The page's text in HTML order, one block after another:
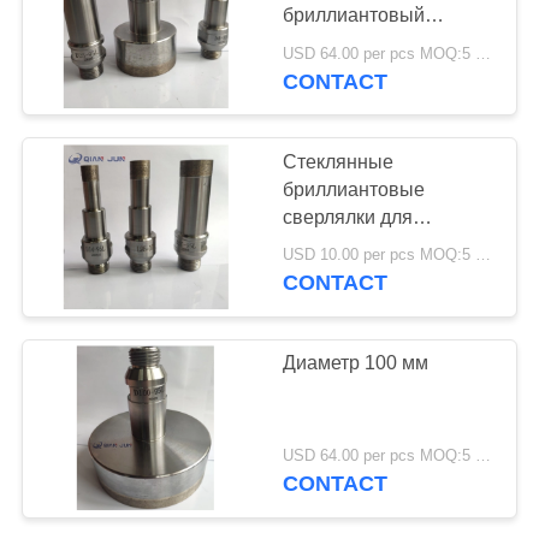
нагревающие
элементы
Сплавленный
силиконовый ролик
18
бриллиантовый
стеклянный
сверляльник для
USD 64.00 per pcs MOQ:5 шт.
CONTACT
Стеклянные
бриллиантовые
сверлялки для
сверлильных
отверстий из стекла
USD 10.00 per pcs MOQ:5 шт.
CONTACT
Диаметр 100 мм
USD 64.00 per pcs MOQ:5 шт.
CONTACT